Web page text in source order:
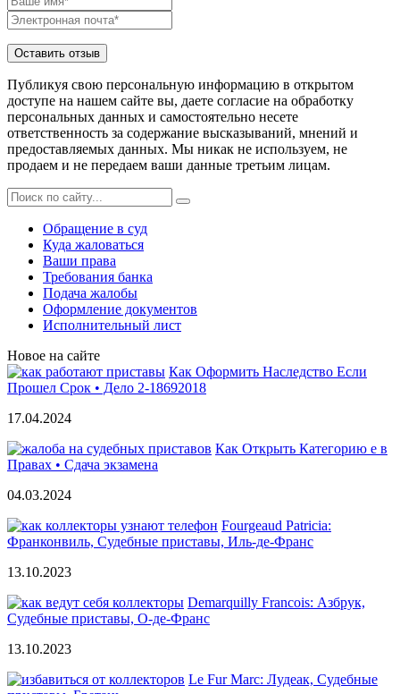
Публикуя свою персональную информацию в открытом
доступе на нашем сайте вы, даете согласие на обработку
персональных данных и самостоятельно несете
ответственность за содержание высказываний, мнений и
предоставляемых данных. Мы никак не используем, не
продаем и не передаем ваши данные третьим лицам.
Обращение в суд
Куда жаловаться
Ваши права
Требования банка
Подача жалобы
Оформление документов
Исполнительный лист
Новое на сайте
Как Оформить Наследство Если
Прошел Срок • Дело 2-18692018
17.04.2024
Как Открыть Категорию е в
Правах • Сдача экзамена
04.03.2024
Fourgeaud Patricia:
Франконвиль, Судебные приставы, Иль-де-Франс
13.10.2023
Demarquilly Francois: Азбрук,
Судебные приставы, О-де-Франс
13.10.2023
Le Fur Marc: Лудеак, Судебные